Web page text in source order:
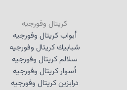
كريتال وفورجيه
أبواب كريتال وفورجيه
شبابيك كريتال وفورجيه
سلالم كريتال وفورجيه
أسوار كريتال وفورجيه
درابزين كريتال وفورجيه